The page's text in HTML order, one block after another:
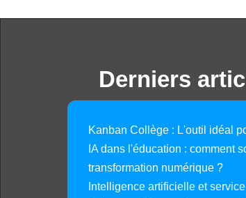
Derniers
Kanban Collège : L'outil idéal
IA dans l'éducation : comment
transformation numérique ?
Intelligence artificielle et